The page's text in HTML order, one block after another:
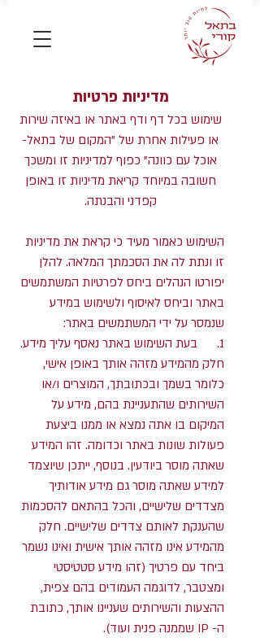
מדיניות פרטיות
שימוש בכל דף ודף באתר או באיזה שירות
או פעילות אחרת של "המקום של בתאל-
אוכל עם כוונה" כפוף למדיניות זו ומשכך
חשובה במיוחד קריאת מדיניות זו באופן
קפדני והבנתה.
השימוש כאמור מעיד כי קראת את מדיניות
זו ונתת לה את הסכמתך המלאה. להלן
יפורטו הנהלים ביחס לפרטיות המשתמשים
באתר וביחס לאיסוף ולשימוש במידע
שנמסר על ידי המשתמשים באתר:
1. בעת השימוש באתר נאסף עליך מידע.
חלק מהמידע מזהה אותך באופן אישי,
כלומר בשמך ובכתובתך, המוצרים ו/או
השירותים שהתעניינת בהם, מידע על
המיקום בו אתה נמצא או ממנו ביצעת
פעולות שונות באתר וכדומה. זהו המידע
שאתה מוסר ביודעין. בנוסף, ייתכן שיוצמד
למידע שאתה מוסר גם מידע אודותיך
מצדדים שלישיים, והכל בהתאם להסכמות
שהענקת לאותם צדדים שלישיים. חלק
מהמידע אינו מזהה אותך אישית ואינו נשמר
ביחד עם פרטיך (זהו מידע סטטיסטי
ומצטבר, לדוגמה העמודים בהם צפית,
ההצעות והשירותים שעניינו אותך, כתובת
ה- IP שממנה פנית ועוד).